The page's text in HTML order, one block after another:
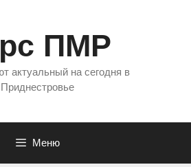
ПМР
актуальный на сегодня в
Приднестровье
Меню